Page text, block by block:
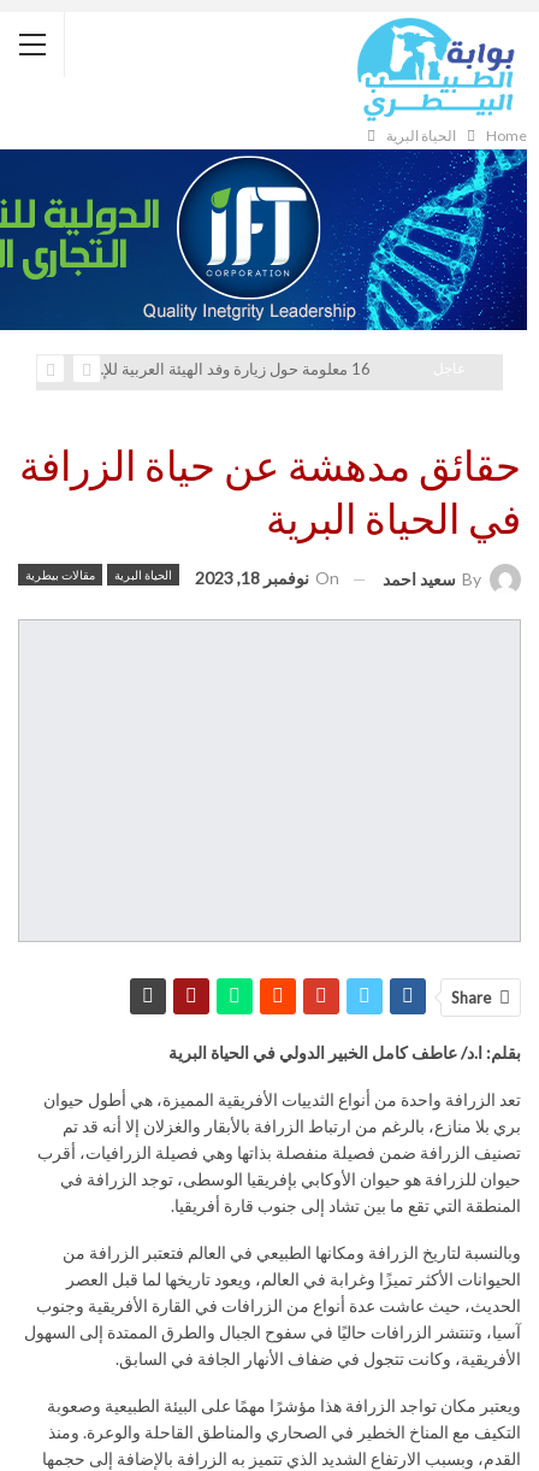
Home الحياة البرية
16 معلومة حول زيارة وفد الهيئة العربية للإستثمار والإنماء الزراعي إلي السعودية
حقائق مدهشة عن حياة الزرافة
في الحياة البرية
الحياة البرية مقالات بيطرية By سعيد احمد On نوفمبر 18, 2023
Share
بقلم: ا.د/ عاطف كامل الخبير الدولي في الحياة البرية
تعد الزرافة واحدة من أنواع الثدييات الأفريقية المميزة، هي أطول حيوان
بري بلا منازع، بالرغم من ارتباط الزرافة بالأبقار والغزلان إلا أنه قد تم
تصنيف الزرافة ضمن فصيلة منفصلة بذاتها وهي فصيلة الزرافيات، أقرب
حيوان للزرافة هو حيوان الأوكابي بإفريقيا الوسطى، توجد الزرافة في
المنطقة التي تقع ما بين تشاد إلى جنوب قارة أفريقيا.
وبالنسبة لتاريخ الزرافة ومكانها الطبيعي في العالم فتعتبر الزرافة من
الحيوانات الأكثر تميزًا وغرابة في العالم، ويعود تاريخها لما قبل العصر
الحديث، حيث عاشت عدة أنواع من الزرافات في القارة الأفريقية وجنوب
آسيا، وتنتشر الزرافات حاليًا في سفوح الجبال والطرق الممتدة إلى السهول
الأفريقية، وكانت تتجول في ضفاف الأنهار الجافة في السابق.
ويعتبر مكان تواجد الزرافة هذا مؤشرًا مهمًا على البيئة الطبيعية وصعوبة
التكيف مع المناخ الخطير في الصحاري والمناطق القاحلة والوعرة. ومنذ
القدم، وبسبب الارتفاع الشديد الذي تتميز به الزرافة بالإضافة إلى حجمها